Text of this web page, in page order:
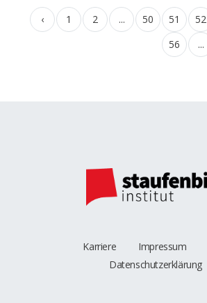
‹ 1 2 ... 50 51 52
56
...
Karriere Impressum
Datenschutzerklärung